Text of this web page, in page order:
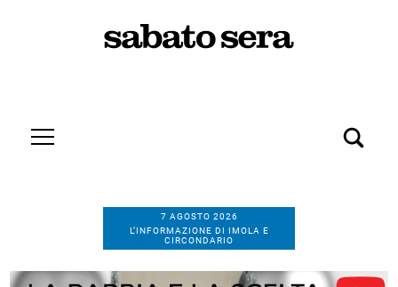
7 AGOSTO 2026
L’INFORMAZIONE DI IMOLA E
CIRCONDARIO